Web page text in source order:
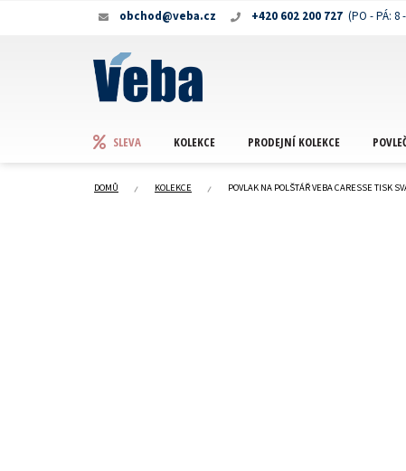
+420 602 200 727
obchod@veba.cz
SLEVA KOLEKCE PRODEJNÍ KOLEKCE
DOMŮ KOLEKCE POVLAK NA POLŠTÁŘ VEBA CARESSE TISK